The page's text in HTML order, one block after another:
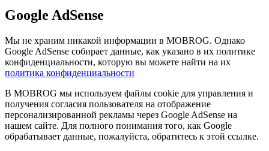
Google AdSense
Мы не храним никакой информации в MOBROG. Однако
Google AdSense собирает данные, как указано в их политике
конфиденциальности, которую вы можете найти на их
политика конфиденциальности
В MOBROG мы используем файлы cookie для управления и
получения согласия пользователя на отображение
персонализированной рекламы через Google AdSense на
нашем сайте. Для полного понимания того, как Google
обрабатывает данные, пожалуйста, обратитесь к этой ссылке.